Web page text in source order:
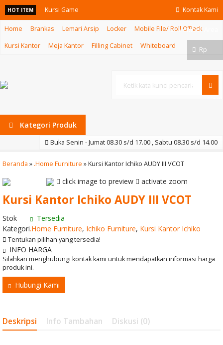
HOT ITEM Kursi Game
Inviti Vida AL
Laci Dorong
Kursi Susun
VINTAGE
Kursi Kantor
803B
Kontak Kami
Member Area
Rp
Home Brankas Lemari Arsip Locker
Mobile File/ Roll O’Pack
Kursi Kantor
Meja Kantor Filling Cabinet Whiteboard
Kategori Produk
Buka Senin - Jumat 08.30 s/d 17.00 , Sabtu 08.30 s/d 14.00
Beranda » .Home Furniture »Kursi Kantor Ichiko AUDY III VCOT
click image to preview activate zoom
Kursi Kantor Ichiko AUDY III VCOT
Stok
Tersedia
Kategori.Home Furniture, Ichiko Furniture, Kursi Kantor Ichiko
Tentukan pilihan yang tersedia!
INFO HARGA
Silahkan menghubungi kontak kami untuk mendapatkan informasi harga
produk ini.
Hubungi Kami
Deskripsi Info Tambahan Diskusi (0)